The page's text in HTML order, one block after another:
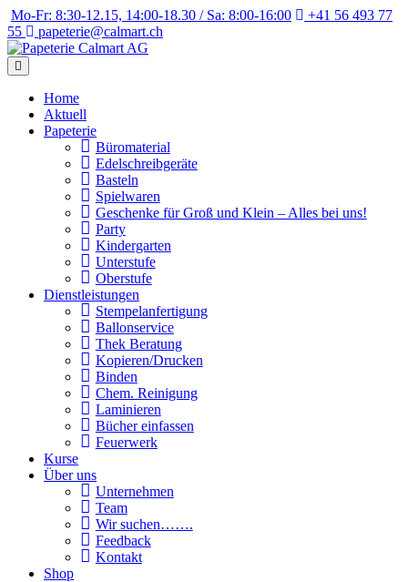
Weiter
zum
Inhalt
Mo-Fr: 8:30-12.15, 14:00-18.30 / Sa: 8:00-16:00
+41 56 493 77
55
papeterie@calmart.ch
Home
Aktuell
Papeterie
Büromaterial
Edelschreibgeräte
Basteln
Spielwaren
Geschenke für Groß und Klein – Alles bei uns!
Party
Kindergarten
Unterstufe
Oberstufe
Dienstleistungen
Stempelanfertigung
Ballonservice
Thek Beratung
Kopieren/Drucken
Binden
Chem. Reinigung
Laminieren
Bücher einfassen
Feuerwerk
Kurse
Über uns
Unternehmen
Team
Wir suchen…….
Feedback
Kontakt
Shop